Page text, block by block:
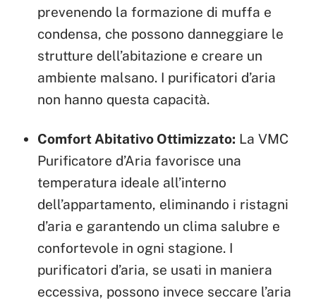
prevenendo la formazione di muffa e
condensa, che possono danneggiare le
strutture dell’abitazione e creare un
ambiente malsano. I purificatori d’aria
non hanno questa capacità.
Comfort Abitativo Ottimizzato: La VMC
Purificatore d’Aria favorisce una
temperatura ideale all’interno
dell’appartamento, eliminando i ristagni
d’aria e garantendo un clima salubre e
confortevole in ogni stagione. I
purificatori d’aria, se usati in maniera
eccessiva, possono invece seccare l’aria